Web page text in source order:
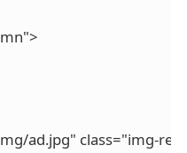
ad.jpg" class="img-